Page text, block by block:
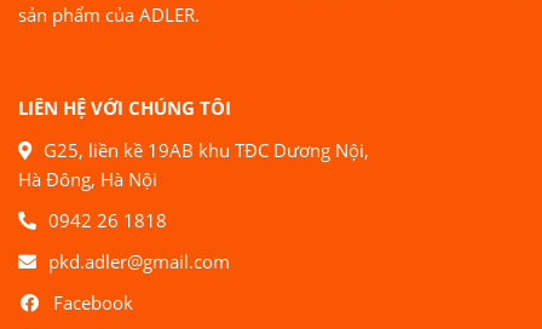
sản phẩm của ADLER.
LIÊN HỆ VỚI CHÚNG TÔI
G25, liền kề 19AB khu TĐC Dương Nội,
Hà Đông, Hà Nội
0942 26 1818
pkd.adler@gmail.com
Facebook